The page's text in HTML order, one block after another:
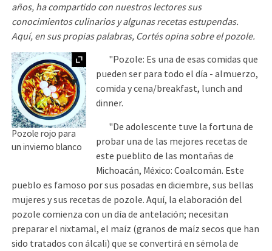
años, ha compartido con nuestros lectores sus
conocimientos culinarios y algunas recetas estupendas.
Aquí, en sus propias palabras, Cortés opina sobre el pozole.
Ampliar
Pozole rojo para
un invierno blanco
"Pozole: Es una de esas comidas que
pueden ser para todo el día - almuerzo,
comida y cena/breakfast, lunch and
dinner.
"De adolescente tuve la fortuna de
probar una de las mejores recetas de
este pueblito de las montañas de
Michoacán, México: Coalcomán. Este
pueblo es famoso por sus posadas en diciembre, sus bellas
mujeres y sus recetas de pozole. Aquí, la elaboración del
pozole comienza con un día de antelación; necesitan
preparar el nixtamal, el maíz (granos de maíz secos que han
sido tratados con álcali) que se convertirá en sémola de